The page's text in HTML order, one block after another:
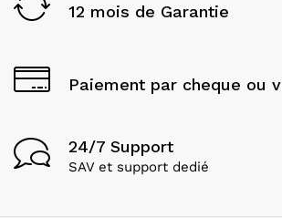
12 mois de Garantie
Paiement par cheque ou
24/7 Support
SAV et support dedié